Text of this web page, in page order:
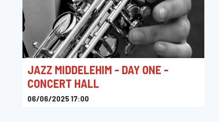
JAZZ MIDDELEHIM - DAY ONE -
CONCERT HALL
06/06/2025 17:00